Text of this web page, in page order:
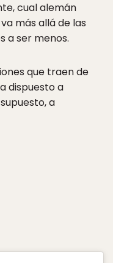
cual alemán
más allá de las
a ser menos.
que traen de
dispuesto a
a